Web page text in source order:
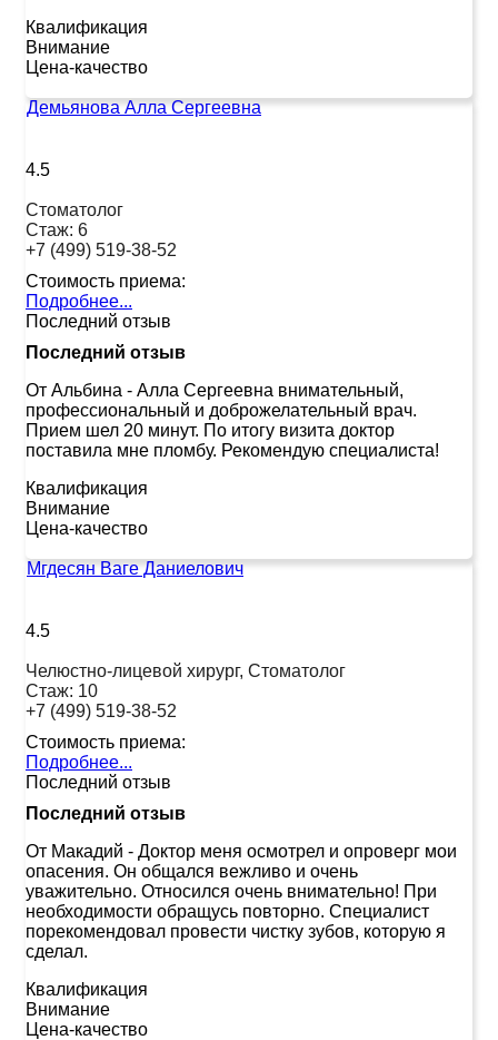
Квалификация
Внимание
Цена-качество
Демьянова Алла Сергеевна
4.5
Стоматолог
Стаж: 6
+7 (499) 519-38-52
Стоимость приема:
Подробнее...
Последний отзыв
Последний отзыв
От Альбина - Алла Сергеевна внимательный,
профессиональный и доброжелательный врач.
Прием шел 20 минут. По итогу визита доктор
поставила мне пломбу. Рекомендую специалиста!
Квалификация
Внимание
Цена-качество
Мгдесян Ваге Даниелович
4.5
Челюстно-лицевой хирург, Стоматолог
Стаж: 10
+7 (499) 519-38-52
Стоимость приема:
Подробнее...
Последний отзыв
Последний отзыв
От Макадий - Доктор меня осмотрел и опроверг мои
опасения. Он общался вежливо и очень
уважительно. Относился очень внимательно! При
необходимости обращусь повторно. Специалист
порекомендовал провести чистку зубов, которую я
сделал.
Квалификация
Внимание
Цена-качество